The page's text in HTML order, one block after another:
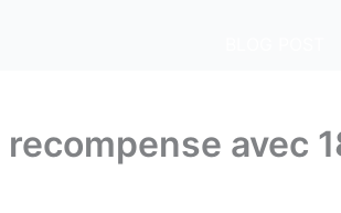
avec